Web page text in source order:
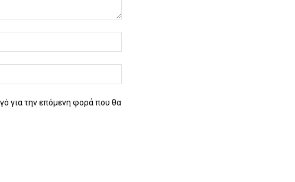
για την επόμενη φορά που θα